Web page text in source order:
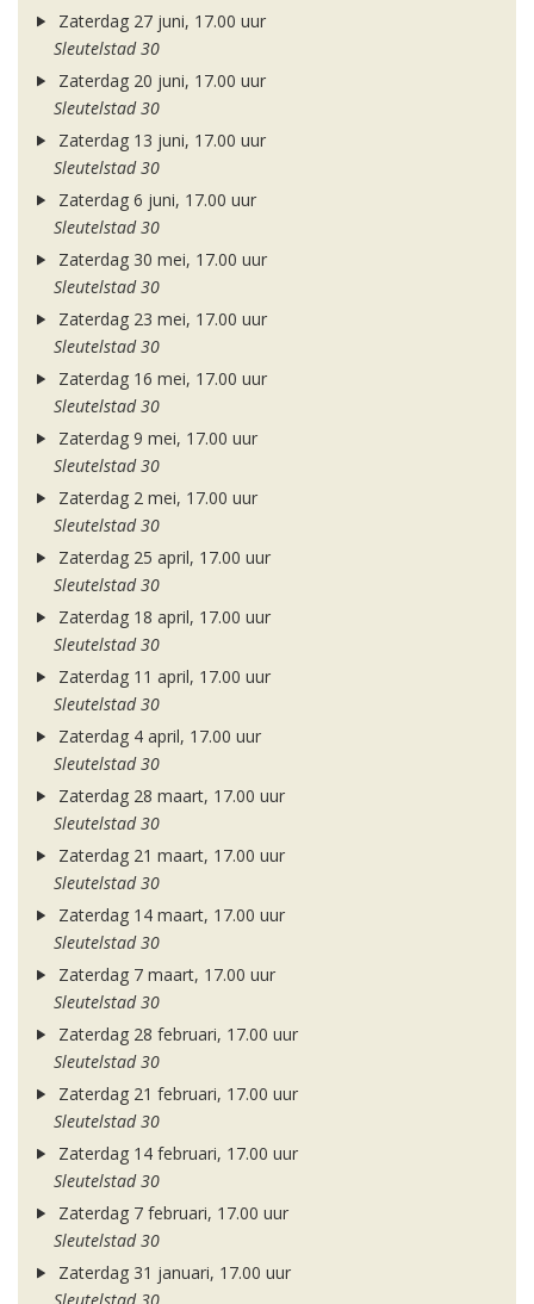
Zaterdag 27 juni, 17.00 uur
Sleutelstad 30
Zaterdag 20 juni, 17.00 uur
Sleutelstad 30
Zaterdag 13 juni, 17.00 uur
Sleutelstad 30
Zaterdag 6 juni, 17.00 uur
Sleutelstad 30
Zaterdag 30 mei, 17.00 uur
Sleutelstad 30
Zaterdag 23 mei, 17.00 uur
Sleutelstad 30
Zaterdag 16 mei, 17.00 uur
Sleutelstad 30
Zaterdag 9 mei, 17.00 uur
Sleutelstad 30
Zaterdag 2 mei, 17.00 uur
Sleutelstad 30
Zaterdag 25 april, 17.00 uur
Sleutelstad 30
Zaterdag 18 april, 17.00 uur
Sleutelstad 30
Zaterdag 11 april, 17.00 uur
Sleutelstad 30
Zaterdag 4 april, 17.00 uur
Sleutelstad 30
Zaterdag 28 maart, 17.00 uur
Sleutelstad 30
Zaterdag 21 maart, 17.00 uur
Sleutelstad 30
Zaterdag 14 maart, 17.00 uur
Sleutelstad 30
Zaterdag 7 maart, 17.00 uur
Sleutelstad 30
Zaterdag 28 februari, 17.00 uur
Sleutelstad 30
Zaterdag 21 februari, 17.00 uur
Sleutelstad 30
Zaterdag 14 februari, 17.00 uur
Sleutelstad 30
Zaterdag 7 februari, 17.00 uur
Sleutelstad 30
Zaterdag 31 januari, 17.00 uur